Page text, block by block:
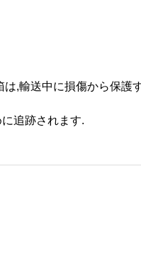
,輸送中に損傷から保護
追跡されます.